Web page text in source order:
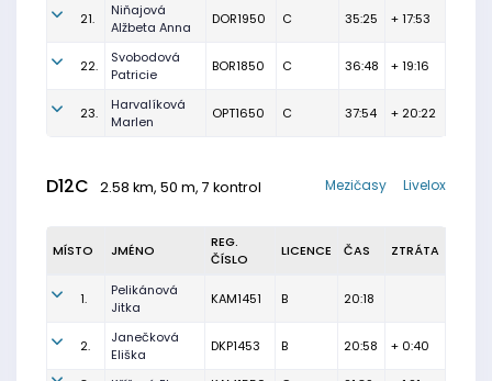
21.
Niňajová
Alžbeta Anna
DOR1950 C 35:25 + 17:53
22.
Svobodová
Patricie
BOR1850 C 36:48 + 19:16
23.
Harvalíková
Marlen
OPT1650 C 37:54 + 20:22
D12C 2.58 km, 50 m, 7 kontrol Livelox
Mezičasy
MÍSTO JMÉNO
REG.
ČÍSLO
LICENCE ČAS ZTRÁTA
1.
Pelikánová
Jitka
KAM1451 B 20:18
2.
Janečková
Eliška
DKP1453 B 20:58 + 0:40